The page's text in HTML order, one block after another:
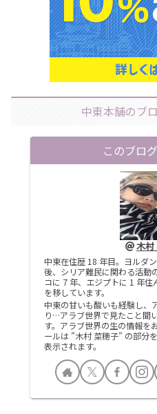
中東本舗のブ
このブロ
木村
中東在住歴 18 年目。ヨルダ
後、シリア難民に関わる活動
コに 7 年、エジプトに 1 年
を移しています。
中東の甘いも酸いも経験し、
り…アラブ世界で見たこと聞
す。アラブ世界の生の情報を
ールは ”木村 菜穂子” の部分
表示されます。